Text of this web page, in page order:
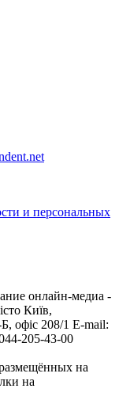
и персональных
онлайн-медиа -
Київ,
208/1 E-mail:
205-43-00
на
на